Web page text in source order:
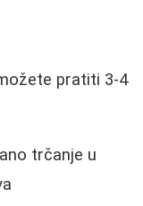
pratiti 3-4
trčanje u